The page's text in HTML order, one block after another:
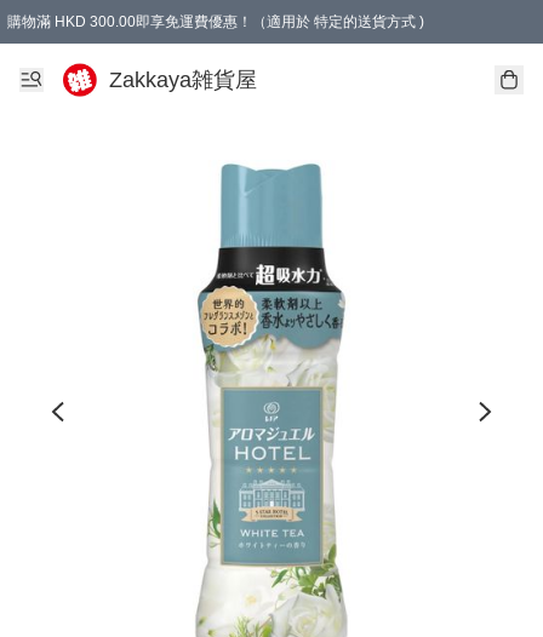
購物滿 HKD 300.00即享免運費優惠！（適用於 特定的送貨方式 )
Zakkaya雑貨屋